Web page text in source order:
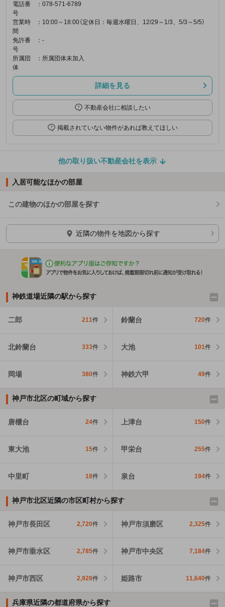
電話番
号
：078-571-6789
営業時
間
：10:00～18:00（定休日：毎週水曜日、12/29～1/3、5/3～5/5）
免許番
号
：-
所属団
体
：所属団体未加入
詳細を見る
不動産会社に相談したい
掲載されていない物件があれば教えてほしい
他の取り扱い不動産会社を表示
入居可能なほかの部屋
この建物のほかの部屋を探す
ほかの部屋を検索中…
近隣の物件を地図から探す
神鉄道場近隣の駅から探す
二郎 211件 鈴蘭台 720件
北鈴蘭台 333件 大池 101件
岡場 380件 神鉄六甲 49件
神戸市北区の町域から探す
唐櫃台 24件 上津台 150件
東大池 15件 甲栄台 255件
中里町 18件 泉台 194件
神戸市北区近隣の市区町村から探す
神戸市長田区 2,720件 神戸市須磨区 2,325件
神戸市垂水区 2,785件 神戸市中央区 7,184件
神戸市西区 2,928件 姫路市 11,640件
兵庫県近隣の都道府県から探す